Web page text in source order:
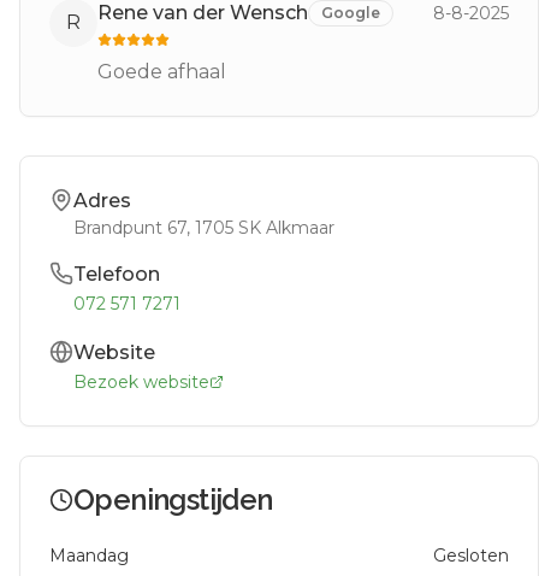
R Rene van der Wensch Google 8-8-2025
Goede afhaal
Adres
Brandpunt 67, 1705 SK Alkmaar
Telefoon
072 571 7271
Website
Bezoek website
Openingstijden
Maandag Gesloten